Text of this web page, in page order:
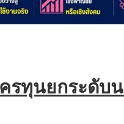
รทุนยกระดับ